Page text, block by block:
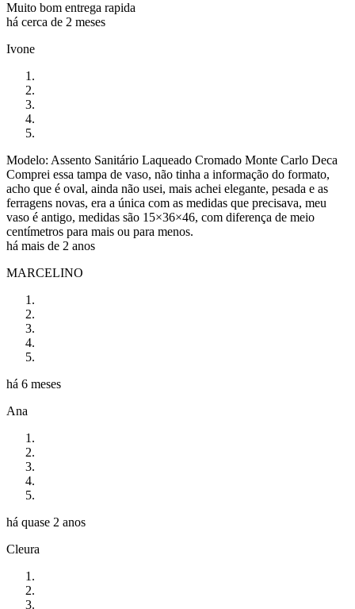
Muito bom entrega rapida
há cerca de 2 meses
Ivone
Modelo: Assento Sanitário Laqueado Cromado Monte Carlo Deca
Comprei essa tampa de vaso, não tinha a informação do formato,
acho que é oval, ainda não usei, mais achei elegante, pesada e as
ferragens novas, era a única com as medidas que precisava, meu
vaso é antigo, medidas são 15×36×46, com diferença de meio
centímetros para mais ou para menos.
há mais de 2 anos
MARCELINO
há 6 meses
Ana
há quase 2 anos
Cleura